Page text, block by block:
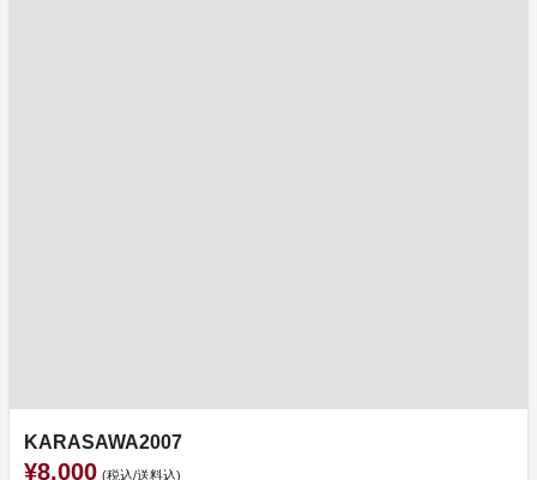
KARASAWA2007
¥8,000 (税込/送料込)